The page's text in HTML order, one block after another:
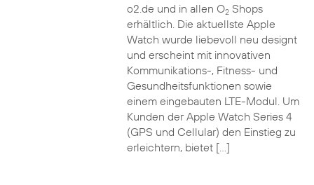
o2.de und in allen O2Shops
erhältlich. Die aktuellste Apple
Watch wurde liebevoll neu designt
und erscheint mit innovativen
Kommunikations-, Fitness- und
Gesundheitsfunktionen sowie
einem eingebauten LTE-Modul. Um
Kunden der Apple Watch Series 4
(GPS und Cellular) den Einstieg zu
erleichtern, bietet […]